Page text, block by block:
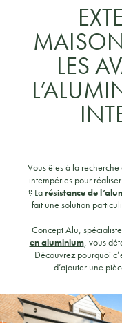
LES
Vous êtes à la
intempéries pour réaliser
? Larésistance de
fait une solution
Concept Alu,
en aluminium, vous
Découvrez pourquoi
d’ajouter une